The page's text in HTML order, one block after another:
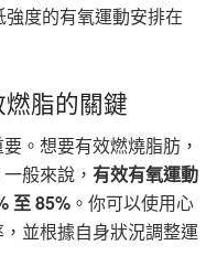
度的有氧運動安排在
脂的關鍵
。想要有效燃燒脂肪，
般來說， 有效有氧運動
至 85% 。你可以使用心
並根據自身狀況調整運